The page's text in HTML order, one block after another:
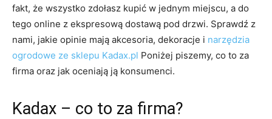
fakt, że wszystko zdołasz kupić w jednym miejscu, a do
tego online z ekspresową dostawą pod drzwi. Sprawdź z
nami, jakie opinie mają akcesoria, dekoracje i narzędzia
ogrodowe ze sklepu Kadax.pl Poniżej piszemy, co to za
firma oraz jak oceniają ją konsumenci.
Kadax – co to za firma?